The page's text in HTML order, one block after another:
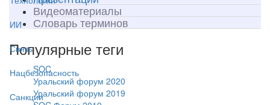
ИИ
Связь
Нацбезопасность
Санкции
Видеоматериалы
Словарь терминов
Популярные теги
SOC
Уральский форум 2020
Уральский форум 2019